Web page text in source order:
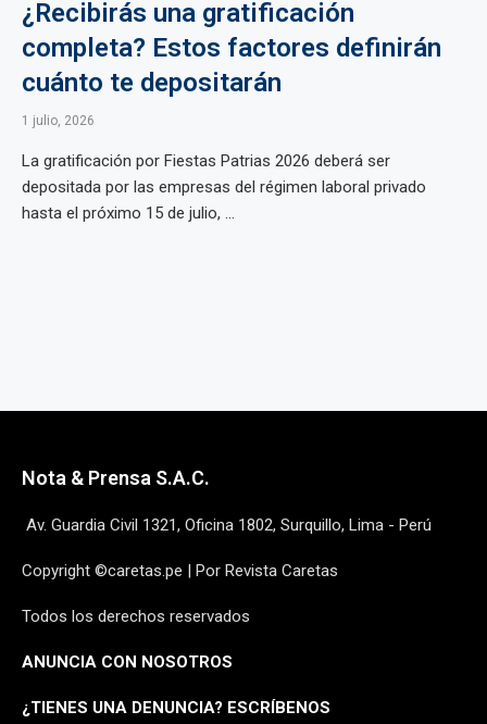
¿Recibirás una gratificación
completa? Estos factores definirán
cuánto te depositarán
1 julio, 2026
La gratificación por Fiestas Patrias 2026 deberá ser
depositada por las empresas del régimen laboral privado
hasta el próximo 15 de julio, ...
Nota & Prensa S.A.C.
Av. Guardia Civil 1321, Oficina 1802, Surquillo, Lima - Perú
Copyright ©caretas.pe | Por Revista Caretas
Todos los derechos reservados
ANUNCIA CON NOSOTROS
¿TIENES UNA DENUNCIA? ESCRÍBENOS